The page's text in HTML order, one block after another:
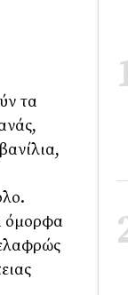
τα
όμορφα